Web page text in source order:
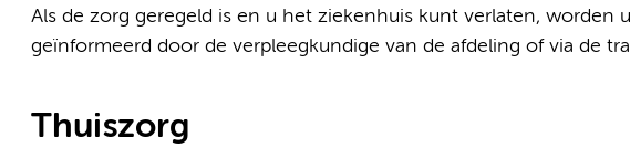
Als de zorg geregeld is en u het ziekenhuis kunt verlaten, worden
geïnformeerd door de verpleegkundige van de afdeling of via de
Thuiszorg